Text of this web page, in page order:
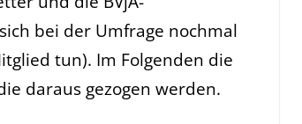
bei der Umfrage nochmal
tun). Im Folgenden die
daraus gezogen werden.